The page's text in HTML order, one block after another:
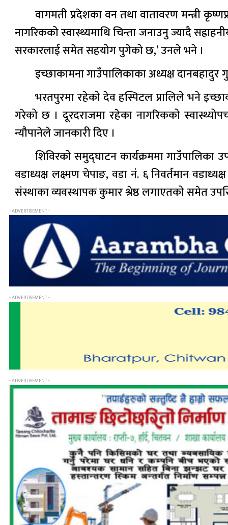
वागमती प्रदेशका वन तथा वातावरण मन्त्री
नागरिकको स्वास्थ्यमाथि चिन्ता जनाउनु ज्यादै
सरकारलाई समेत सहयोग पुगेको छ,’ उनले भने ।
इच्छाकामना गाउँपालिकाका अध्यक्ष
भरतपुरमा रहेको देव हस्पिटल प्रालिले भने
गरेको छ । दूरदराजमा रहेका नागरिकको
न्यौपानेले जानकारी दिए ।
शिविरको समुद्घाटन कार्यक्रममा गाउँपालिका
वडाध्यक्ष लक्ष्मण चेपाङ, वडा नं. ६ निवर्तमान
संस्थाका व्यवस्थापक कुमार श्रेष्ठ लगाएतको समेत
- ADVERTISEMENT -
- ADVERTISEMENT -
- ADVERTISEMENT -